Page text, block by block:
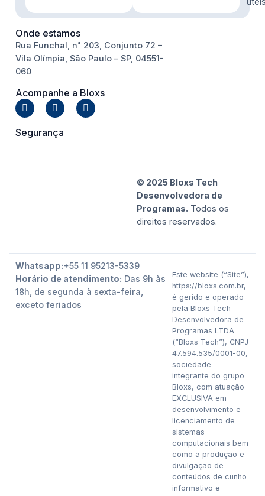
Onde estamos
Rua Funchal, n˚ 203, Conjunto 72 –
Vila Olímpia, São Paulo – SP, 04551-
060
Acompanhe a Bloxs
Segurança
© 2025 Bloxs Tech
Desenvolvedora de
Programas. Todos os
direitos reservados.
Whatsapp:+55 11 95213-5339
Horário de atendimento: Das 9h às
18h, de segunda à sexta-feira,
exceto feriados
Este website (“Site”),
https://bloxs.com.br,
é gerido e operado
pela Bloxs Tech
Desenvolvedora de
Programas LTDA
(“Bloxs Tech”), CNPJ
47.594.535/0001-00,
sociedade
integrante do grupo
Bloxs, com atuação
EXCLUSIVA em
desenvolvimento e
licenciamento de
sistemas
computacionais bem
como a produção e
divulgação de
conteúdos de cunho
informativo e